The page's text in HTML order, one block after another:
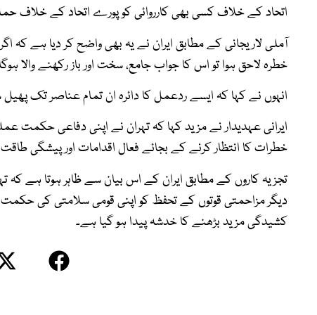
اتحاد کے خلاف کسی بھی کارروائی کو پورے اتحاد کے خلاف
آملی لاریجانی کے مطابق ایران نے یہ بھی واضح کر دیا ہے
خطرہ لاحق ہوا تو اس کا جواب جامع، سخت اور باز رکھنے والا
انہوں نے کہا کہ ایسے ردعمل کا دائرہ ان تمام عناصر تک
ایرانی عہدیدار نے مزید کہا کہ تہران نے اپنی دفاعی
خطرات کا انتظار کرنے کے بجائے فعال اقدامات اور پیشگی
تجزیہ کاروں کے مطابق ایران کے اس بیان سے ظاہر ہوتا ہے کہ
دیگر مزاحمتی قوتوں کے تحفظ کو اپنی قومی سلامتی کی
کشیدگی مزید بڑھنے کا خدشہ پیدا ہو گیا ہے۔